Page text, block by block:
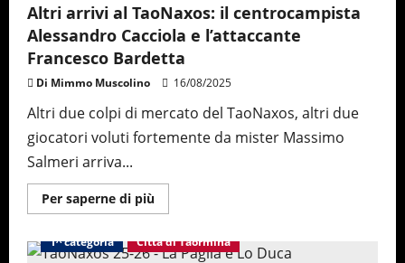
Ismilia
Sanneh
e
il
difensore
Simone
Presti
Altri arrivi al TaoNaxos: il centrocampista
Alessandro Cacciola e l’attaccante
Francesco Bardetta
Di Mimmo Muscolino 16/08/2025
Altri due colpi di mercato del TaoNaxos, altri due
giocatori voluti fortemente da mister Massimo
Salmeri arriva...
Per saperne di piùMaggiori
informazioni
arrivi
1^ categoria Città di Taormina